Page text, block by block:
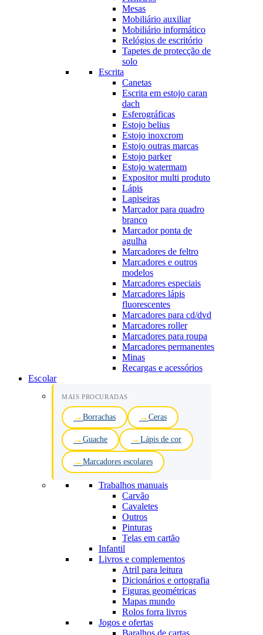
Mesas
Mobiliário auxiliar
Mobiliário informático
Relógios de escritório
Tapetes de protecção de
solo
Escrita
Canetas
Escrita em estojo caran
dach
Esferográficas
Estojo belius
Estojo inoxcrom
Estojo outras marcas
Estojo parker
Estojo watermam
Expositor multi produto
Lápis
Lapiseiras
Marcador para quadro
branco
Marcador ponta de
agulha
Marcadores de feltro
Marcadores e outros
modelos
Marcadores especiais
Marcadores lápis
fluorescentes
Marcadores para cd/dvd
Marcadores roller
Marcadores para roupa
Marcadores permanentes
Minas
Recargas e acessórios
Escolar
MAIS PROCURADAS
Borrachas Ceras
Guache Lápis de cor
Marcadores escolares
Trabalhos manuais
Carvão
Cavaletes
Outros
Pinturas
Telas em cartão
Infantil
Livros e complementos
Atril para leitura
Dicionários e ortografia
Figuras geométricas
Mapas mundo
Rolos forra livros
Jogos e ofertas
Baralhos de cartas